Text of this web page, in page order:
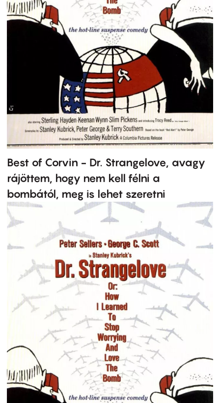
Best of Corvin - Dr. Strangelove, avagy
rájöttem, hogy nem kell félni a
bombától, meg is lehet szeretni